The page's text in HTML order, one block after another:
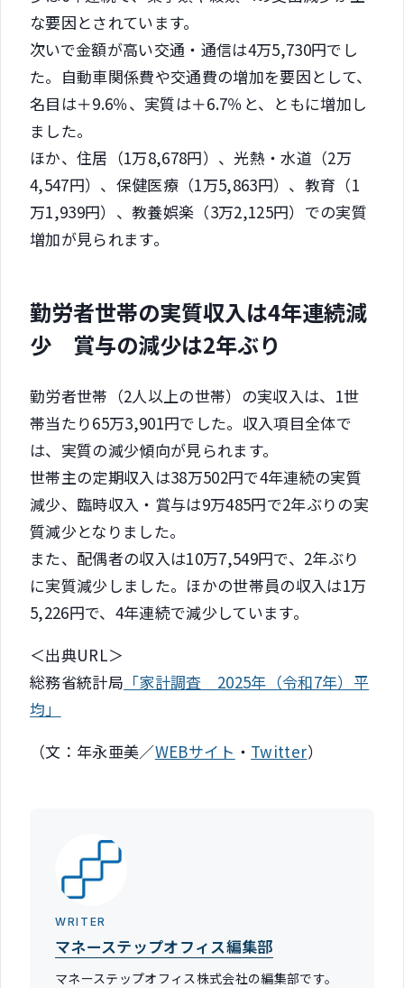
な要因とされています。
次いで金額が高い交通・通信は4万5,730円でし
た。自動車関係費や交通費の増加を要因として、
名目は＋9.6％、実質は＋6.7％と、ともに増加し
ました。
ほか、住居（1万8,678円）、光熱・水道（2万
4,547円）、保健医療（1万5,863円）、教育（1
万1,939円）、教養娯楽（3万2,125円）での実質
増加が見られます。
勤労者世帯の実質収入は4年連続減
少 賞与の減少は2年ぶり
勤労者世帯（2人以上の世帯）の実収入は、1世
帯当たり65万3,901円でした。収入項目全体で
は、実質の減少傾向が見られます。
世帯主の定期収入は38万502円で4年連続の実質
減少、臨時収入・賞与は9万485円で2年ぶりの実
質減少となりました。
また、配偶者の収入は10万7,549円で、2年ぶり
に実質減少しました。ほかの世帯員の収入は1万
5,226円で、4年連続で減少しています。
＜出典URL＞
総務省統計局 「家計調査 2025年（令和7年）平
均」
（文：年永亜美／WEBサイト ・ Twitter）
WRITER
マネーステップオフィス編集部
マネーステップオフィス株式会社の編集部です。